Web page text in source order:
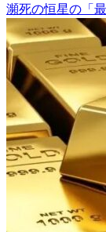
瀕死の恒星の「